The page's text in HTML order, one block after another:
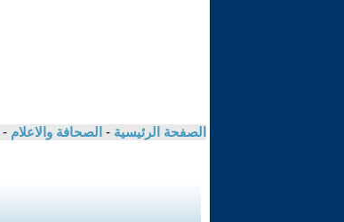
الصفحة الرئيسية - الصحافة والاعلام -